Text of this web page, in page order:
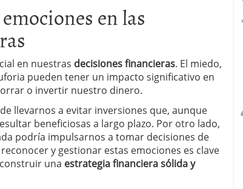
en las
en nuestras decisiones financieras. El miedo,
pueden tener un impacto significativo en
o invertir nuestro dinero.
llevarnos a evitar inversiones que, aunque
beneficiosas a largo plazo. Por otro lado,
podría impulsarnos a tomar decisiones de
y gestionar estas emociones es clave
una estrategia financiera sólida y